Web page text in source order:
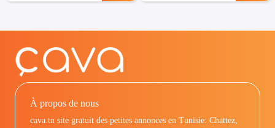
À propos de nous
cava.tn site gratuit des petites annonces en Tunisie: Chattez,